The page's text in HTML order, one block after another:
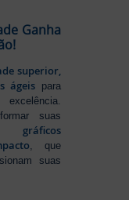
Ganha
superior,
ágeispara
suas
gráficos
, que
suas